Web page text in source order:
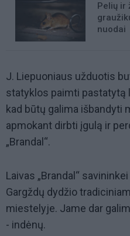
Pelių ir
nuodai
J. Liepuoniaus užduotis
statyklos paimti pastatytą
kad būtų galima išbandyti
apmokant dirbti įgulą ir
„Brandal“.
Laivas „Brandal“
Gargždų dydžio
miestelyje. Jame dar
- indėnų.